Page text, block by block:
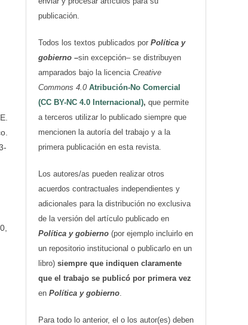
publicación.
Todos los textos publicados por Política y
gobierno –sin excepción– se distribuyen
amparados bajo la licencia Creative
Commons 4.0 Atribución-No Comercial
(CC BY-NC 4.0 Internacional), que permite
a terceros utilizar lo publicado siempre que
mencionen la autoría del trabajo y a la
primera publicación en esta revista.
Los autores/as pueden realizar otros
acuerdos contractuales independientes y
adicionales para la distribución no exclusiva
de la versión del artículo publicado en
Política y gobierno (por ejemplo incluirlo en
un repositorio institucional o publicarlo en un
libro) siempre que indiquen claramente
que el trabajo se publicó por primera vez
en Política y gobierno
Para todo lo anterior, el o los autor(es) deben